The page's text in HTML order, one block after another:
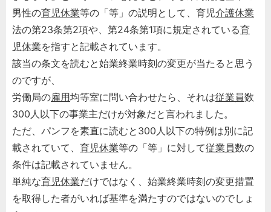
男性の育児休業等の「等」の説明として、育児介護休業
法の第23条第2項や、第24条第1項に規定されている育
児休業を指すと記載されています。
該当の条文を読むと始業終業時刻の変更が当たると思う
のですが、
労働局の雇用均等室に問い合わせたら、それは従業員数
300人以下の事業主だけが対象だと言われました。
ただ、パンフを素直に読むと300人以下の特例は別に記
載されていて、 育児休業等の「等」に対して従業員数の
条件は記載されていません。
単純な育児休業だけではなく、始業終業時刻の変更措置
を取得した者がいれば基準を満たすのではないのでしょ